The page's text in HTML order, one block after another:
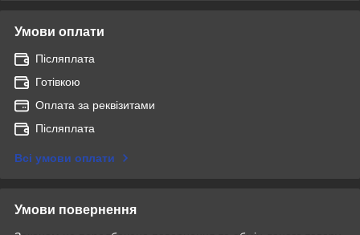
Умови оплати
Післяплата
Готівкою
Оплата за реквізитами
Післяплата
Всі умови оплати
Умови повернення